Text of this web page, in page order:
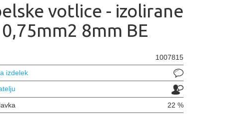
votlice - izolirane
8mm BE
1007815
izdelek
22 %